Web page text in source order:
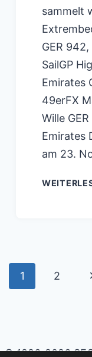
sammelt
GER
SailGP
Emirates
49erFX
Wille
Emirates
am 23.
1 2
© 1996-2026